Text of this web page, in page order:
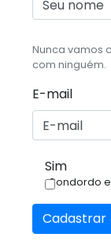
Nunca vamos
com ninguém.
E-mail
Sim
Condordo
Cadastrar